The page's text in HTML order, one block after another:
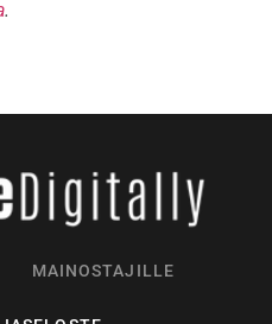
.
MAINOSTAJILLE